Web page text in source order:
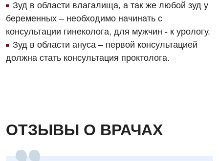
Офтальмологическое отделение
Педиатрическое отделение
Проктология
Терапия
Зуд в области влагалища, а так же любой зуд у
беременных – необходимо начинать с
консультации гинеколога, для мужчин - к урологу.
Зуд в области ануса – первой консультацией
должна стать консультация проктолога.
ОТЗЫВЫ О ВРАЧАХ